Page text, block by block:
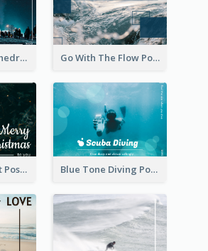
Saint Basils Cathedral Post Card Go With The Flow Post Card
Christmas Night Post Card Blue Tone Diving Post Card